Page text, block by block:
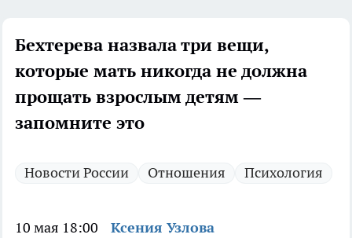
Бехтерева назвала три вещи,
которые мать никогда не должна
прощать взрослым детям —
запомните это
Новости России Отношения Психология
10 мая 18:00 Ксения Узлова